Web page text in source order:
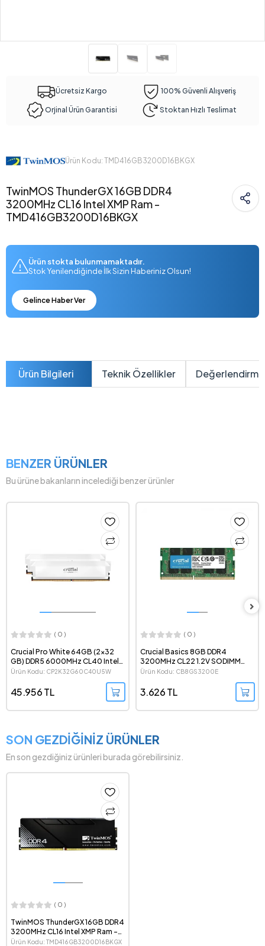
Ücretsiz Kargo 100% Güvenli Alışveriş
Orjinal Ürün Garantisi Stoktan Hızlı Teslimat
Ürün Kodu: TMD416GB3200D16BKGX
TwinMOS ThunderGX 16GB DDR4
3200MHz CL16 Intel XMP Ram -
TMD416GB3200D16BKGX
Ürün stokta bulunmamaktadır.
Stok Yenilendiğinde İlk Sizin Haberiniz Olsun!
Gelince Haber Ver
Ürün Bilgileri Teknik Özellikler
BENZER ÜRÜNLER
Bu ürüne bakanların incelediği benzer ürünler
( 0 )
Crucial Basics 8GB DDR4
3200MHz CL22 1.2V SODIMM
Notebook Ram - CB8GS3200E
Ürün Kodu: CB8GS3200E
3.626 TL
( 0 )
Crucial 16GB (1x16 GB) DDR5
6400MHz CL52 CSODIMM
Notebook Ram -
Ürün Kodu: CT16G64C52CS5
11.232 TL
SON GEZDİĞİNİZ ÜRÜNLER
En son gezdiğiniz ürünleri burada görebilirsiniz.
( 0 )
TwinMOS ThunderGX 16GB DDR4
3200MHz CL16 Intel XMP Ram -
TMD416GB3200D16BKGX
Ürün Kodu: TMD416GB3200D16BKGX